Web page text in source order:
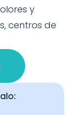
y
centros de